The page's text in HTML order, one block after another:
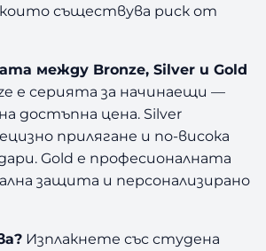
съществува риск от
между Bronze, Silver и Gold
е серията за начинаещи —
достъпна цена. Silver
прилягане и по-висока
Gold е професионалната
защита и персонализирано
Изплакнете със студена